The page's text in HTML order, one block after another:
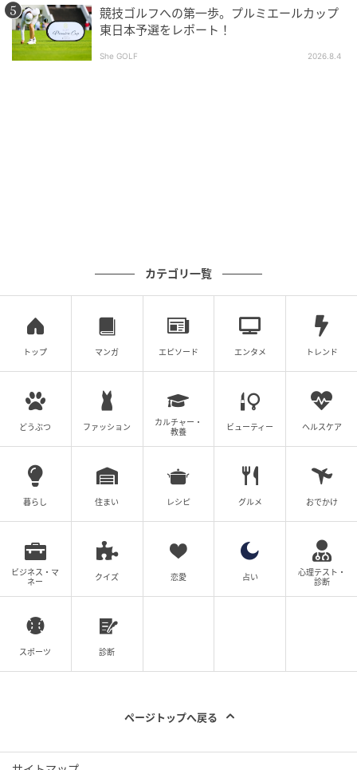
競技ゴルフへの第一歩。プルミエールカップ
東日本予選をレポート！
She GOLF 2026.8.4
カテゴリ一覧
トップ マンガ エピソード エンタメ トレンド
どうぶつ ファッション
カルチャー・
教養
ビューティー ヘルスケア
暮らし 住まい レシピ グルメ おでかけ
ビジネス・マ
ネー
クイズ 恋愛 占い
心理テスト・
診断
スポーツ 診断
ページトップへ戻る